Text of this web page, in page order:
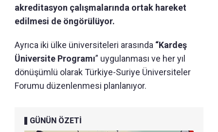
akreditasyon çalışmalarında ortak hareket
edilmesi de öngörülüyor.
Ayrıca iki ülke üniversiteleri arasında “Kardeş
Üniversite Programı” uygulanması ve her yıl
dönüşümlü olarak Türkiye-Suriye Üniversiteler
Forumu düzenlenmesi planlanıyor.
GÜNÜN ÖZETİ